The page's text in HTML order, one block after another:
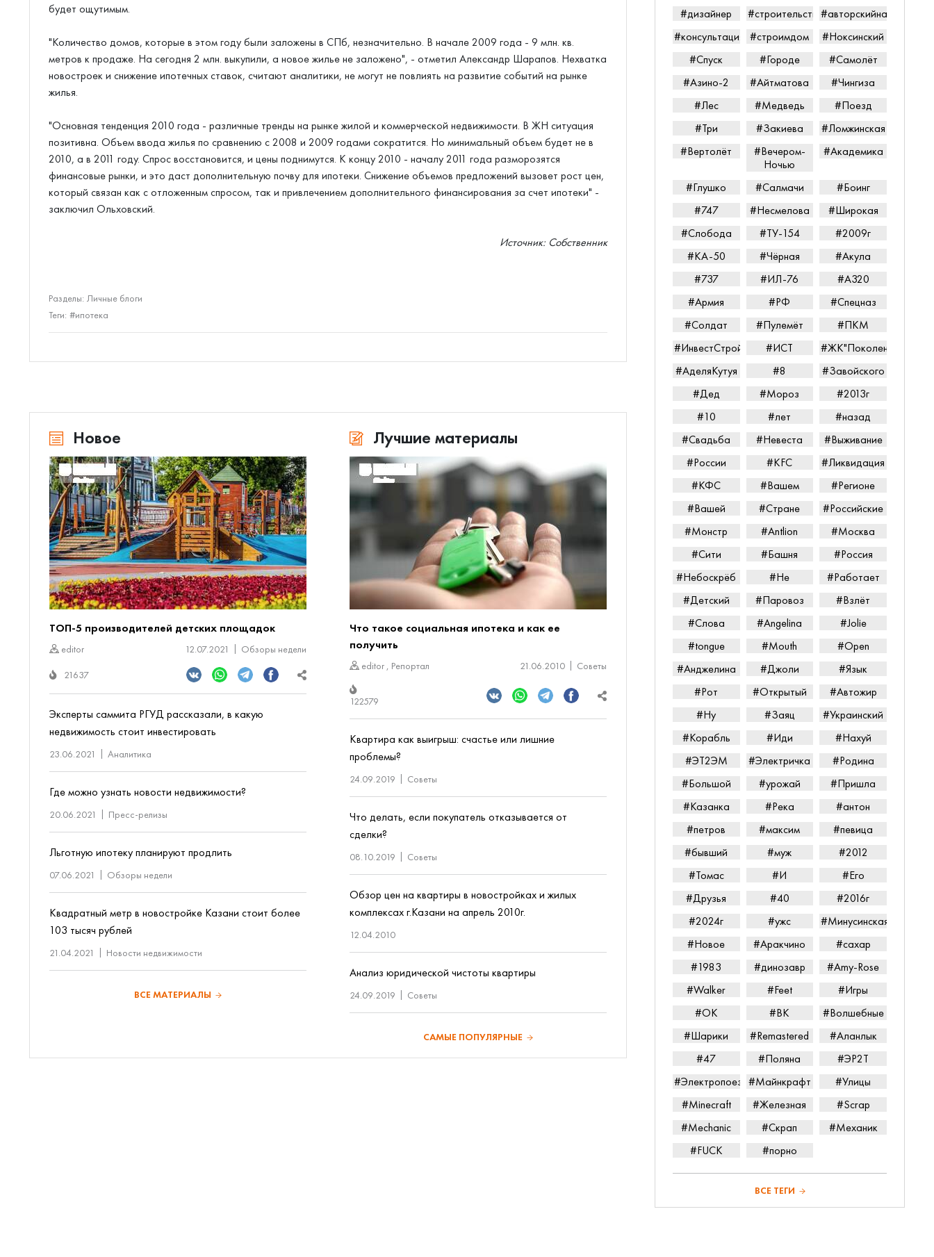
будет ощутимым.
"Количество домов, которые в этом году были заложены в СПб, незначительно. В начале 2009 года - 9 млн. кв.
метров к продаже. На сегодня 2 млн. выкупили, а новое жилье не заложено", - отметил Александр Шарапов. Нехватка
новостроек и снижение ипотечных ставок, считают аналитики, не могут не повлиять на развитие событий на рынке
жилья.
"Основная тенденция 2010 года - различные тренды на рынке жилой и коммерческой недвижимости. В ЖН ситуация
позитивна. Объем ввода жилья по сравнению с 2008 и 2009 годами сократится. Но минимальный объем будет не в
2010, а в 2011 году. Спрос восстановится, и цены поднимутся. К концу 2010 - началу 2011 года разморозятся
финансовые рынки, и это даст дополнительную почву для ипотеки. Снижение объемов предложений вызовет рост цен,
который связан как с отложенным спросом, так и привлечением дополнительного финансирования за счет ипотеки" -
заключил Ольховский.
Источник: Собственник
Разделы: Личные блоги
Теги: #ипотека
Новое
ТОП-5 производителей детских площадок
editor 12.07.2021 Обзоры недели
21637
Эксперты саммита РГУД рассказали, в какую
недвижимость стоит инвестировать
23.06.2021 Аналитика
Где можно узнать новости недвижимости?
20.06.2021 Пресс-релизы
Льготную ипотеку планируют продлить
07.06.2021 Обзоры недели
Квадратный метр в новостройке Казани стоит более
103 тысяч рублей
21.04.2021 Новости недвижимости
ВСЕ МАТЕРИАЛЫ
Лучшие материалы
Что такое социальная ипотека и как ее
получить
editor , Репортал 21.06.2010 Советы
122579
Квартира как выигрыш: счастье или лишние
проблемы?
24.09.2019 Советы
Что делать, если покупатель отказывается от
сделки?
08.10.2019 Советы
Обзор цен на квартиры в новостройках и жилых
комплексах г.Казани на апрель 2010г.
12.04.2010
Анализ юридической чистоты квартиры
24.09.2019 Советы
САМЫЕ ПОПУЛЯРНЫЕ
#дизайнер
#строительство#авторскийнадзор
#консультацияпередпокупкой
#строимдом
#Ноксинский
#Спуск
#Городе
#Самолёт
#Азино-2
#Айтматова
#Чингиза
#Лес
#Медведь
#Поезд
#Три
#Закиева
#Ломжинская
#Вертолёт
#Вечером-
Ночью
#Академика
#Глушко #Салмачи
#Боинг
#747
#Несмелова
#Широкая
#Слобода
#ТУ-154
#2009г
#КА-50
#Чёрная
#Акула
#737
#ИЛ-76
#А320
#Армия
#РФ
#Спецназ
#Солдат
#Пулемёт
#ПКМ
#ИнвестСтройТорг
#ИСТ
#ЖК"Поколение"
#АделяКутуя
#8
#Завойского
#Дед
#Мороз
#2013г
#10
#лет
#назад
#Свадьба
#Невеста
#Выживание
#России
#KFC
#Ликвидация
#КФС
#Вашем
#Регионе
#Вашей
#Стране
#Российские
#Монстр
#Antlion
#Москва
#Сити
#Башня
#Россия
#Небоскрёб
#Не
#Работает
#Детский
#Паровоз
#Взлёт
#Слова
#Angelina
#Jolie
#tongue
#Mouth
#Open
#Анджелина
#Джоли
#Язык
#Рот
#Открытый
#Автожир
#Ну
#Заяц
#Украинский
#Корабль
#Иди
#Нахуй
#ЭТ2ЭМ
#Электричка
#Родина
#Большой
#урожай
#Пришла
#Казанка
#Река
#антон
#петров
#максим
#певица
#бывший
#муж
#2012
#Томас
#И
#Его
#Друзья
#40
#2016г
#2024г
#ужс
#Минусинская
#Новое
#Аракчино
#сахар
#1983
#динозавр
#Amy-Rose
#Walker
#Feet
#Игры
#ОК
#ВК
#Волшебные
#Шарики
#Remastered
#Аланлык
#47
#Поляна
#ЭР2Т
#Электропоезд #Майнкрафт
#Улицы
#Minecraft
#Железная
#Scrap
#Mechanic
#Скрап
#Механик
#FUCK
#порно
ВСЕ ТЕГИ